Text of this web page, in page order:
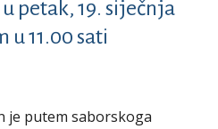
petak, 19. siječnja
u 11.00 sati
je putem saborskoga